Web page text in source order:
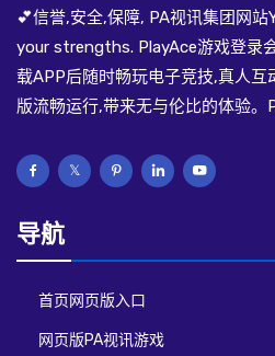
💕信誉,安全,保障, PA视讯集团网
your strengths. PlayAce游戏登录
载APP后随时畅玩电子竞技,真人
版流畅运行,带来无与伦比的体验。
导航
首页网页版入口
网页版PA视讯游戏